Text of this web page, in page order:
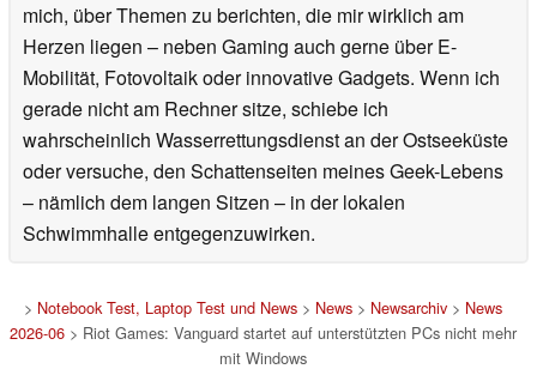
mich, über Themen zu berichten, die mir wirklich am
Herzen liegen – neben Gaming auch gerne über E-
Mobilität, Fotovoltaik oder innovative Gadgets. Wenn ich
gerade nicht am Rechner sitze, schiebe ich
wahrscheinlich Wasserrettungsdienst an der Ostseeküste
oder versuche, den Schattenseiten meines Geek-Lebens
– nämlich dem langen Sitzen – in der lokalen
Schwimmhalle entgegenzuwirken.
> Notebook Test, Laptop Test und News> News> Newsarchiv> News
2026-06> Riot Games: Vanguard startet auf unterstützten PCs nicht mehr
mit Windows